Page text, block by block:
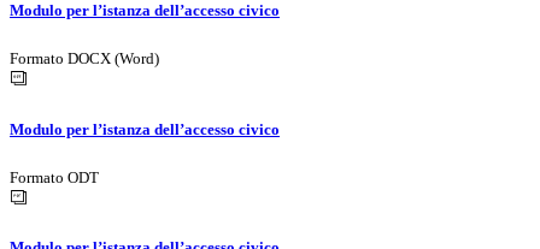
Modulo per l’istanza dell’accesso civico
Formato DOCX (Word)
Modulo per l’istanza dell’accesso civico
Formato ODT